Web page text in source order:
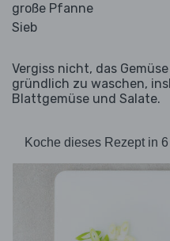
große Pfanne
Sieb
Vergiss nicht, das
gründlich zu waschen,
Blattgemüse und Salate.
Koche dieses Rezept in